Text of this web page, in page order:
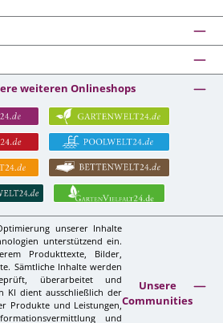
weiteren Onlineshops
unserer Inhalte
unterstützend ein.
Produkttexte, Bilder,
Sämtliche Inhalte werden
überarbeitet und
KI dient ausschließlich der
Produkte und Leistungen,
und
Unsere
Communities